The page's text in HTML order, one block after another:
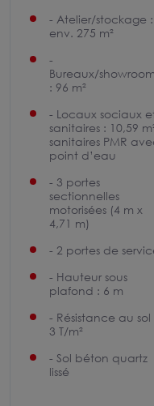
- Atelier/stockage :
env. 275 m²
-
Bureaux/
: 96 m²
- Locaux sociaux
sanitaires : 10,59
sanitaires PMR
point d’eau
- 3 portes
sectionnelles
motorisées (4 m x
4,71 m)
- 2 portes de
- Hauteur sous
plafond : 6 m
- Résistance au sol
3 T/m²
- Sol béton quartz
lissé